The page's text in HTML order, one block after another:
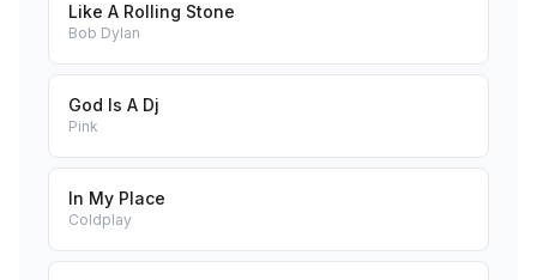
Like A Rolling Stone
Bob Dylan
God Is A Dj
Pink
In My Place
Coldplay